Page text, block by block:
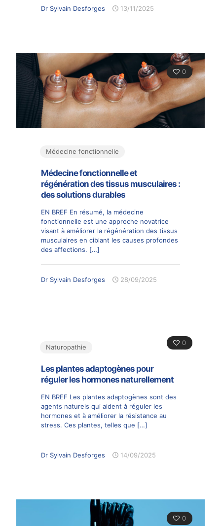
Dr Sylvain Desforges 13/11/2025
0
Médecine fonctionnelle
Médecine fonctionnelle et
régénération des tissus musculaires :
des solutions durables
EN BREF En résumé, la médecine
fonctionnelle est une approche novatrice
visant à améliorer la régénération des tissus
musculaires en ciblant les causes profondes
des affections. […]
Dr Sylvain Desforges 28/09/2025
0
Naturopathie
Les plantes adaptogènes pour
réguler les hormones naturellement
EN BREF Les plantes adaptogènes sont des
agents naturels qui aident à réguler les
hormones et à améliorer la résistance au
stress. Ces plantes, telles que […]
Dr Sylvain Desforges 14/09/2025
0